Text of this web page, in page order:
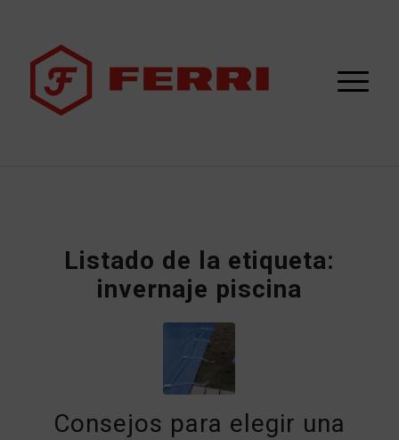
Listado de la etiqueta:
invernaje piscina
Consejos para elegir una